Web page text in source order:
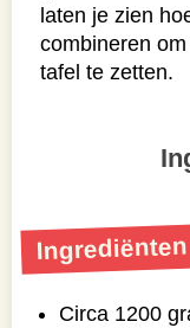
laten je zien
combineren
tafel te zetten.
Ingrediënten
Circa 1200